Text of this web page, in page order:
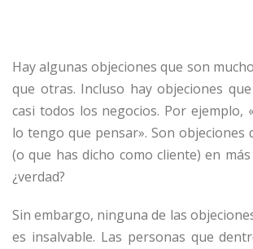
Hay algunas objeciones que son
que otras. Incluso hay objeciones
casi todos los negocios. Por ejemplo,
lo tengo que pensar». Son objeciones
(o que has dicho como cliente) en
¿verdad?
Sin embargo, ninguna de las
es insalvable. Las personas que